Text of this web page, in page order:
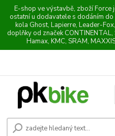
E-shop ve výstavbě, zboží Force
ostatní u dodavatele s dodáním
kola Ghost, Lapierre, Leader-
doplňky od značek CONTINENTAL,
Hamax, KMC, SRAM,